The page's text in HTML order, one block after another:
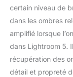
certain niveau de
dans les ombres
amplifié lorsque
dans Lightroom 5.
récupération des
détail et propreté